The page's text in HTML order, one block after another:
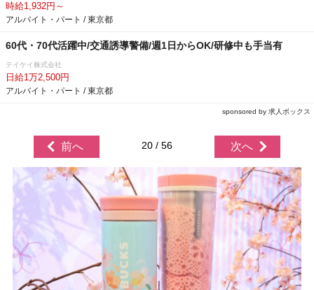
時給1,932円～
アルバイト・パート / 東京都
60代・70代活躍中/交通誘導警備/週1日からOK/研修中も手当有
テイケイ株式会社
日給1万2,500円
アルバイト・パート / 東京都
sponsored by 求人ボックス
前へ 20 / 56 次へ